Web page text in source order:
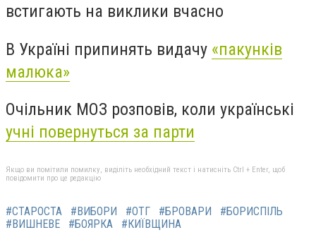
встигають на виклики вчасно
В Україні припинять видачу «пакунків
малюка»
Очільник МОЗ розповів, коли українські
учні повернуться за парти
Якщо ви помітили помилку, виділіть необхідний текст і натисніть Ctrl + Enter, щоб
повідомити про це редакцію
#СТАРОСТА #ВИБОРИ #ОТГ #БРОВАРИ
#БОРИСПІЛЬ
#ВИШНЕВЕ
#БОЯРКА #КИЇВЩИНА